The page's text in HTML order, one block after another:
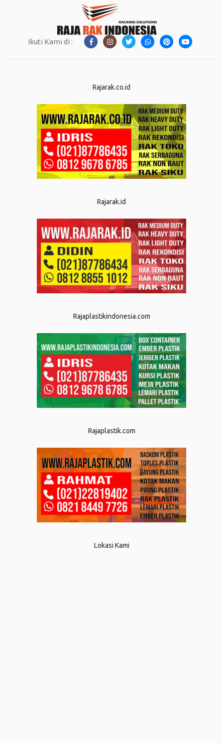
Ikuti Kami di :
Rajarak.co.id
Rajarak.id
Rajaplastikindonesia.com
Rajaplastik.com
Lokasi Kami